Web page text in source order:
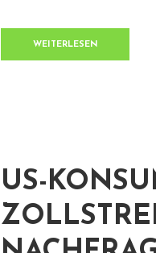
WEITERLESEN
US-